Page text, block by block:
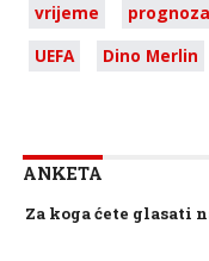
vrijeme
prognoza
UEFA
Dino Merlin
ANKETA
Za koga ćete glasati